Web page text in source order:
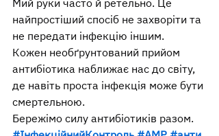
Мий руки часто й ретельно. Це
найпростіший спосіб не захворіти та
не передати інфекцію іншим.
Кожен необґрунтований прийом
антибіотика наближає нас до світу,
де навіть проста інфекція може бути
смертельною.
Бережімо силу антибіотиків разом.